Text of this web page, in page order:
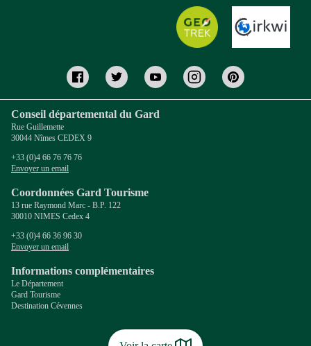
Conseil départemental du Gard
Rue Guillemette
30044 Nîmes CEDEX 9
+33 (0)4 66 76 76 76
Envoyer un email
Coordonnées Gard Tourisme
13 rue Raymond Marc - B.P. 122
30010 NIMES Cedex 4
+33 (0)4 66 36 96 30
Envoyer un email
Informations complémentaires
Le Département
Gard Tourisme
Destination Cévennes